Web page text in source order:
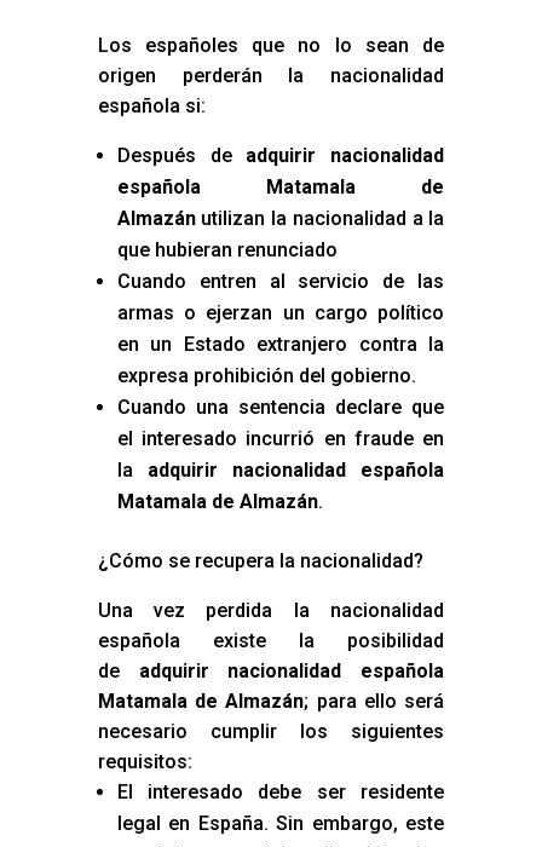
Los españoles que no lo sean de
origen perderán la nacionalidad
española si:
Después de adquirir nacionalidad
española Matamala de
Almazánutilizan la nacionalidad a la
que hubieran renunciado
Cuando entren al servicio de las
armas o ejerzan un cargo político
en un Estado extranjero contra la
expresa prohibición del gobierno.
Cuando una sentencia declare que
el interesado incurrió en fraude en
la adquirir nacionalidad española
Matamala de Almazán.
¿Cómo se recupera la nacionalidad?
Una vez perdida la nacionalidad
española existe la posibilidad
de adquirir nacionalidad española
Matamala de Almazán; para ello será
necesario cumplir los siguientes
requisitos:
El interesado debe ser residente
legal en España. Sin embargo, este